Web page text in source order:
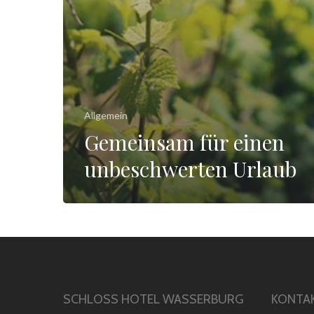
Allgemein
Gemeinsam für einen
unbeschwerten Urlaub
SCHLOSS HOTEL WASSERBURG